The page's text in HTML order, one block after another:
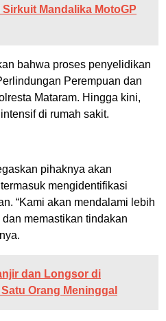
Mandalika MotoGP
bahwa proses penyelidikan
Perempuan dan
Mataram. Hingga kini,
di rumah sakit.
pihaknya akan
mengidentifikasi
“Kami akan mendalami lebih
memastikan tindakan
dan Longsor di
Orang Meninggal